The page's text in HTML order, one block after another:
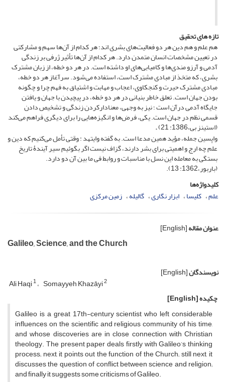
تازه های تحقیق
هم علم و هم دین هر دو فعالیت‌های بشری اند؛ هر کدام از آن‌ها سهم و مشارکتی
در تعیین مشخصات انسان متمدن دارد. هر کدام از آن‌ها تأثیر ژرفی بر زندگی
آدمی و آرزو مندی‌ها و کامیابی‌های او داشته است. در هر دو خطه، از زبان مشترک
بشری، که متخذ از مبادی مشترک است، استفاده می‌شود. سرآغاز هر دو خطه،
مبادی مشترک حیرت و کنجکاوی، اعجاب و مهابت و اشتیاق به فهم چرا و چگونه
بودن جهان است. تعلق خاطر بنیانی در هر دو خطه، در پیچیدن با جهان و یافتن
جایگاه آدمی درآن است ؛ نیز به وجهی، معنادارکردن زندگی و تشخیص دادن
قسمی نظم در جهان است. یکی، فرض‌ها و انگیزه‌هایی را برای دیگری فراهم می‌کند
(استینز بی،1386: 21) .
واپسین جمله، مؤید همین مدعا است. به گفته وایتهد : وقتی تأمل می‌کنیم که دین و
علم چه ارج و اهمیتی برای بشر دارند، گزاف نیست اگر بگوئیم سیر آیندۀ تاریخ
بستگی به معامله این نسل با مناسبات و روابط فی ما بین آن دو دارد.
(باربور،1362: 13).
کلیدواژه‌ها
علم کلیسا ابزار نگاری گالیله زمین مرکزی
عنوان مقاله[English]
Galileo, Science, and the Church
نویسندگان[English]
Ali Haqi1 Somayyeh Khazāyi2
چکیده[English]
Galileo is a great 17th-century scientist who left considerable
influences on the scientific and religious community of his time,
and whose discoveries are in close connection with Christian
theology. The present paper deals firstly with Galileo’s thinking
process; next, it points out the function of the Church; still next, it
discusses the question of conflict between science and religion;
and finally it suggests some criticisms of Galileo.